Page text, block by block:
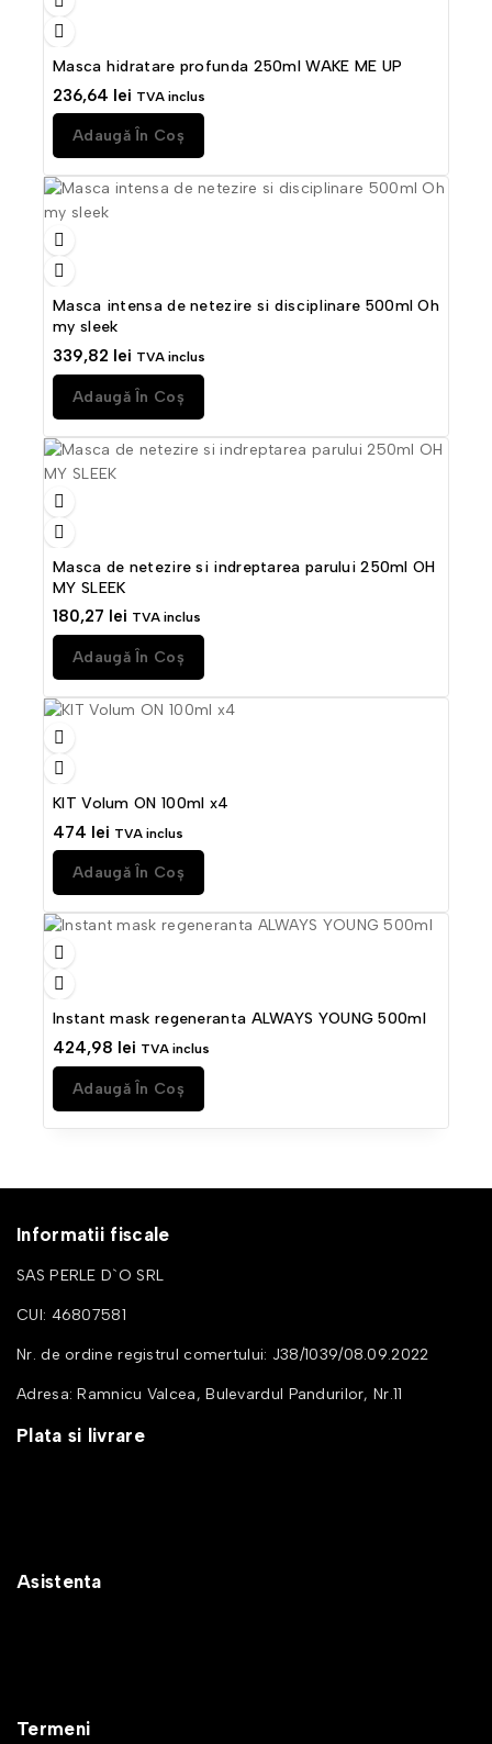
Masca hidratare profunda 250ml WAKE ME UP
236,64 lei TVA inclus
Adaugă În Coș
Masca intensa de netezire si disciplinare 500ml Oh
my sleek
339,82 lei TVA inclus
Adaugă În Coș
Masca de netezire si indreptarea parului 250ml OH
MY SLEEK
180,27 lei TVA inclus
Adaugă În Coș
KIT Volum ON 100ml x4
474 lei TVA inclus
Adaugă În Coș
Instant mask regeneranta ALWAYS YOUNG 500ml
424,98 lei TVA inclus
Adaugă În Coș
Informatii fiscale
SAS PERLE D`O SRL
CUI: 46807581
Nr. de ordine registrul comertului: J38/1039/08.09.2022
Adresa: Ramnicu Valcea, Bulevardul Pandurilor, Nr.11
Plata si livrare
Asistenta
Termeni